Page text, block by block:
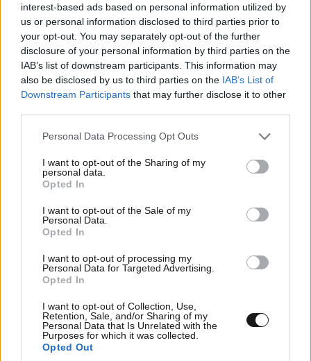
interest-based ads based on personal information utilized by
us or personal information disclosed to third parties prior to
your opt-out. You may separately opt-out of the further
disclosure of your personal information by third parties on the
IAB’s list of downstream participants. This information may
also be disclosed by us to third parties on the IAB’s List of
Downstream Participants that may further disclose it to other
Please note that this website/app uses one or more Google
not limited to your visit or usage behaviour. You may click to
grant or deny consent to Google and its third-party tags to
use your data for below specified purposes in below Google
consent section.
Personal Data Processing Opt Outs
I want to opt-out of the Sharing of my
personal data.
Opted In
I want to opt-out of the Sale of my
Personal Data.
Opted In
I want to opt-out of processing my
Personal Data for Targeted Advertising.
Opted In
I want to opt-out of Collection, Use,
Retention, Sale, and/or Sharing of my
Personal Data that Is Unrelated with the
Purposes for which it was collected.
Opted Out
TRENDING
LIFESTYLE 06·08·2026 12:46
ποτέ – Ναι, έχω πατήσει φρένο»